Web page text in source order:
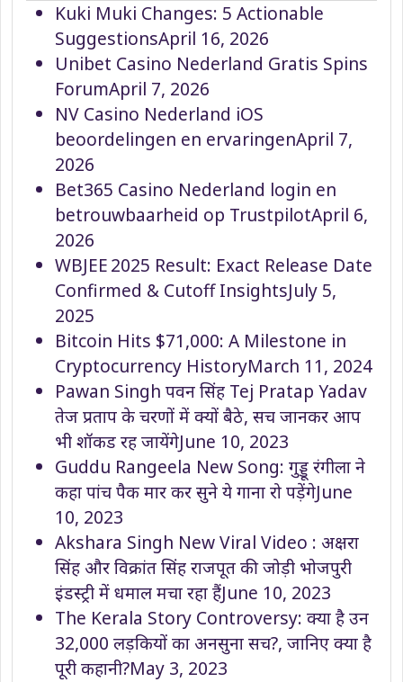
Kuki Muki Changes: 5 Actionable
SuggestionsApril 16, 2026
Unibet Casino Nederland Gratis Spins
ForumApril 7, 2026
NV Casino Nederland iOS
beoordelingen en ervaringenApril 7,
2026
Bet365 Casino Nederland login en
betrouwbaarheid op TrustpilotApril 6,
2026
WBJEE 2025 Result: Exact Release Date
Confirmed & Cutoff InsightsJuly 5,
2025
Bitcoin Hits $71,000: A Milestone in
Cryptocurrency HistoryMarch 11, 2024
Pawan Singh पवन सिंह Tej Pratap Yadav
तेज प्रताप के चरणों में क्यों बैठे, सच जानकर आप
भी शॉकड रह जायेंगेJune 10, 2023
Guddu Rangeela New Song: गुड्डू रंगीला ने
कहा पांच पैक मार कर सुने ये गाना रो पड़ेंगेJune
10, 2023
Akshara Singh New Viral Video : अक्षरा
सिंह और विक्रांत सिंह राजपूत की जोड़ी भोजपुरी
इंडस्ट्री में धमाल मचा रहा हैंJune 10, 2023
The Kerala Story Controversy: क्या है उन
32,000 लड़कियों का अनसुना सच?, जानिए क्या है
पूरी कहानी?May 3, 2023